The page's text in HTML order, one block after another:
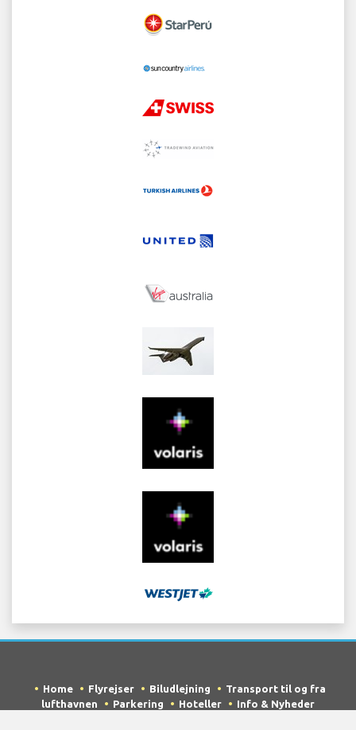
Home Flyrejser Biludlejning
Transport til og fra
lufthavnen
Parkering Hoteller
Info & Nyheder